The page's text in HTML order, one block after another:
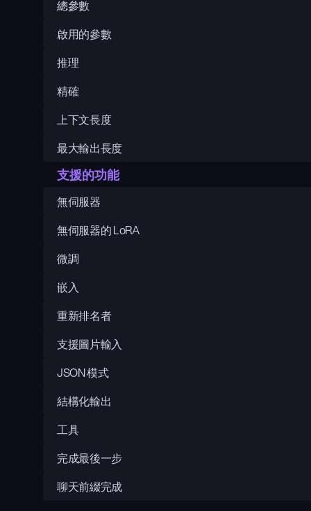
總參數
啟用的參數
推理
精確
上下文長度
最大輸出長度
支援的功能
無伺服器
無伺服器的 LoRA
微調
嵌入
重新排名者
支援圖片輸入
JSON 模式
結構化輸出
工具
完成最後一步
聊天前綴完成